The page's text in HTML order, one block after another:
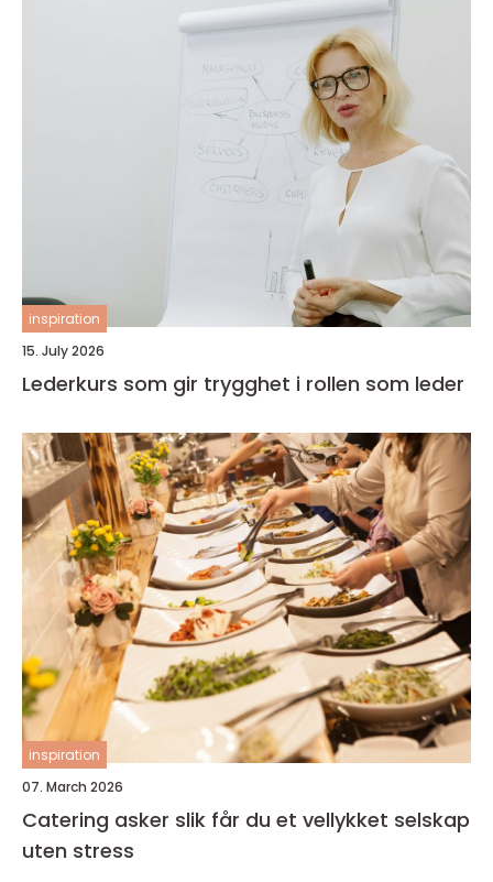
inspiration
15. July 2026
Lederkurs som gir trygghet i rollen som leder
inspiration
07. March 2026
Catering asker slik får du et vellykket selskap
uten stress